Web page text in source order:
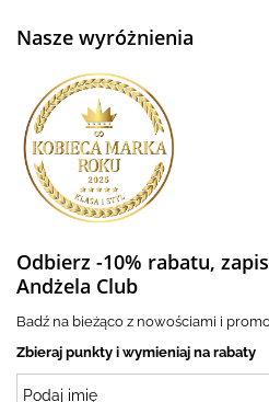
Nasze wyróżnienia
Odbierz -10% rabatu,
Andżela Club
Badź na bieżąco z nowościami i
Zbieraj punkty i wymieniaj na rabaty